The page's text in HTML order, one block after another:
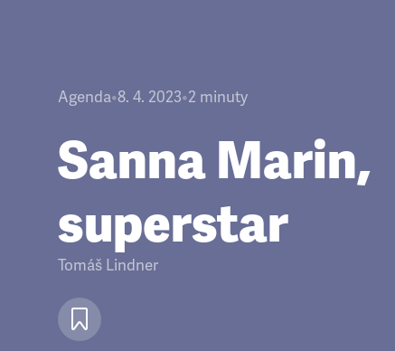
Agenda•8. 4. 2023•2 minuty
Sanna Marin,
superstar
Tomáš Lindner